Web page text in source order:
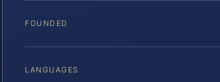
FOUNDED
LANGUAGES